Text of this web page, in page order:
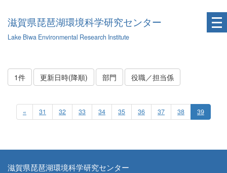
滋賀県琵琶湖環境科学研究センター
Lake Biwa Environmental Research Institute
1件 更新日時(降順) 部門 役職／担当係
« 31 32 33 34 35 36 37 38 39
滋賀県琵琶湖環境科学研究センター